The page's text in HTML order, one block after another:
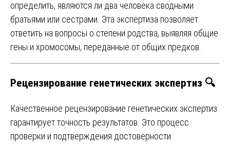
определить, являются ли два человека сводными
братьями или сестрами. Эта экспертиза позволяет
ответить на вопросы о степени родства, выявляя общие
гены и хромосомы, переданные от общих предков.
Рецензирование генетических экспертиз 🔍
Качественное рецензирование генетических экспертиз
гарантирует точность результатов. Это процесс
проверки и подтверждения достоверности